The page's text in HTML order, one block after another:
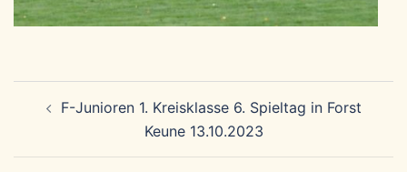
F-Junioren 1. Kreisklasse 6. Spieltag in Forst
Keune 13.10.2023